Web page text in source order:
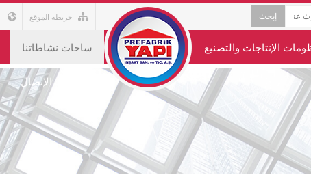
خريطة الموقع
الإنتاجات والتصنيع ساحات نشاطاتنا
معلومات الإتصال